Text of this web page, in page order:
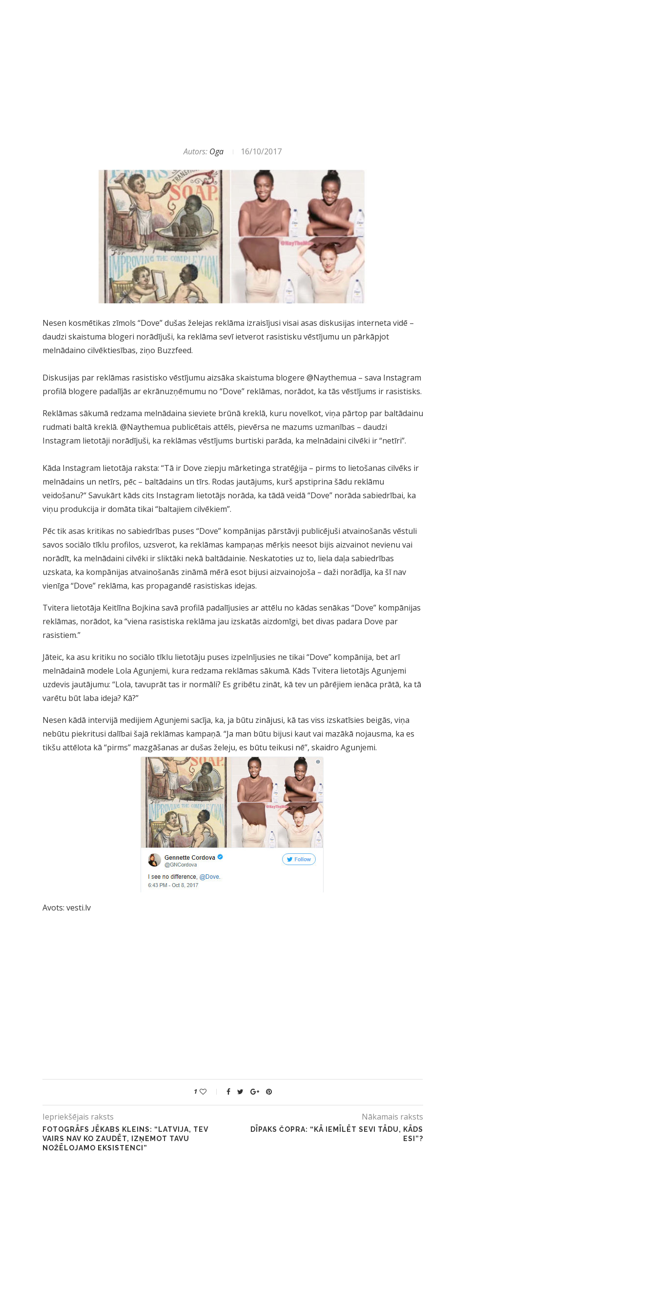
Autors: Oga 16/10/2017
Nesen kosmētikas zīmols “Dove” dušas želejas reklāma izraisījusi visai asas diskusijas interneta vidē –
daudzi skaistuma blogeri norādījuši, ka reklāma sevī ietverot rasistisku vēstījumu un pārkāpjot
melnādaino cilvēktiesības, ziņo Buzzfeed.
Diskusijas par reklāmas rasistisko vēstījumu aizsāka skaistuma blogere @Naythemua – sava Instagram
profilā blogere padalījās ar ekrānuzņēmumu no “Dove” reklāmas, norādot, ka tās vēstījums ir rasistisks.
Reklāmas sākumā redzama melnādaina sieviete brūnā kreklā, kuru novelkot, viņa pārtop par baltādainu
rudmati baltā kreklā. @Naythemua publicētais attēls, pievērsa ne mazums uzmanības – daudzi
Instagram lietotāji norādījuši, ka reklāmas vēstījums burtiski parāda, ka melnādaini cilvēki ir “netīri”.
Kāda Instagram lietotāja raksta: “Tā ir Dove ziepju mārketinga stratēģija – pirms to lietošanas cilvēks ir
melnādains un netīrs, pēc – baltādains un tīrs. Rodas jautājums, kurš apstiprina šādu reklāmu
veidošanu?“ Savukārt kāds cits Instagram lietotājs norāda, ka tādā veidā “Dove” norāda sabiedrībai, ka
viņu produkcija ir domāta tikai “baltajiem cilvēkiem”.
Pēc tik asas kritikas no sabiedrības puses “Dove” kompānijas pārstāvji publicējuši atvainošanās vēstuli
savos sociālo tīklu profilos, uzsverot, ka reklāmas kampaņas mērķis neesot bijis aizvainot nevienu vai
norādīt, ka melnādaini cilvēki ir sliktāki nekā baltādainie. Neskatoties uz to, liela daļa sabiedrības
uzskata, ka kompānijas atvainošanās zināmā mērā esot bijusi aizvainojoša – daži norādīja, ka šī nav
vienīga “Dove” reklāma, kas propagandē rasistiskas idejas.
Tvitera lietotāja Keitlīna Bojkina savā profilā padalījusies ar attēlu no kādas senākas “Dove” kompānijas
reklāmas, norādot, ka “viena rasistiska reklāma jau izskatās aizdomīgi, bet divas padara Dove par
rasistiem.”
Jāteic, ka asu kritiku no sociālo tīklu lietotāju puses izpelnījusies ne tikai “Dove” kompānija, bet arī
melnādainā modele Lola Agunjemi, kura redzama reklāmas sākumā. Kāds Tvitera lietotājs Agunjemi
uzdevis jautājumu: “Lola, tavuprāt tas ir normāli? Es gribētu zināt, kā tev un pārējiem ienāca prātā, ka tā
varētu būt laba ideja? Kā?”
Nesen kādā intervijā medijiem Agunjemi sacīja, ka, ja būtu zinājusi, kā tas viss izskatīsies beigās, viņa
nebūtu piekritusi dalībai šajā reklāmas kampaņā. “Ja man būtu bijusi kaut vai mazākā nojausma, ka es
tikšu attēlota kā “pirms” mazgāšanas ar dušas želeju, es būtu teikusi nē”, skaidro Agunjemi.
Avots: vesti.lv
1
Iepriekšējais raksts
FOTOGRĀFS JĒKABS KLEINS: “LATVIJA, TEV
VAIRS NAV KO ZAUDĒT, IZŅEMOT TAVU
NOŽĒLOJAMO EKSISTENCI”
Nākamais raksts
DĪPAKS ČOPRA: “KĀ IEMĪLĒT SEVI TĀDU, KĀDS
ESI”?